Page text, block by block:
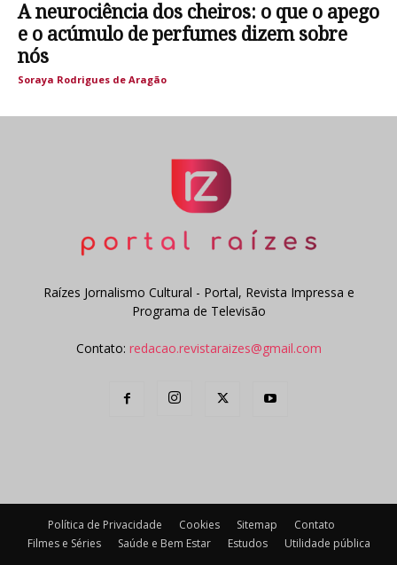
A neurociência dos cheiros: o que o apego
e o acúmulo de perfumes dizem sobre
nós
Soraya Rodrigues de Aragão
Raízes Jornalismo Cultural - Portal, Revista Impressa e
Programa de Televisão
Contato: redacao.revistaraizes@gmail.com
Política de Privacidade Cookies Sitemap
Contato
Filmes e Séries
Saúde e Bem Estar Estudos Utilidade pública